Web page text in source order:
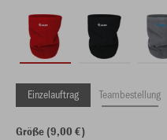
Einzelauftrag Teambestellung
Größe (9,00 €)